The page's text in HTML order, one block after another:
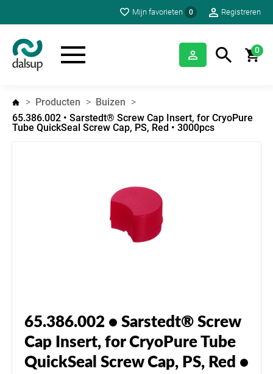
Mijn favorieten 0 Registreren
0
Producten
Buizen
65.386.002 • Sarstedt® Screw Cap Insert, for CryoPure
Tube QuickSeal Screw Cap, PS, Red • 3000pcs
65.386.002 • Sarstedt® Screw
Cap Insert, for CryoPure Tube
QuickSeal Screw Cap, PS, Red •